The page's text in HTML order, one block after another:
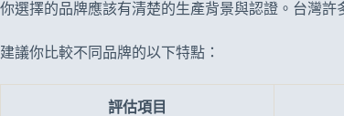
你選擇的品牌應該有清楚的生產背景與認證。台灣許
建議你比較不同品牌的以下特點：
評估項目